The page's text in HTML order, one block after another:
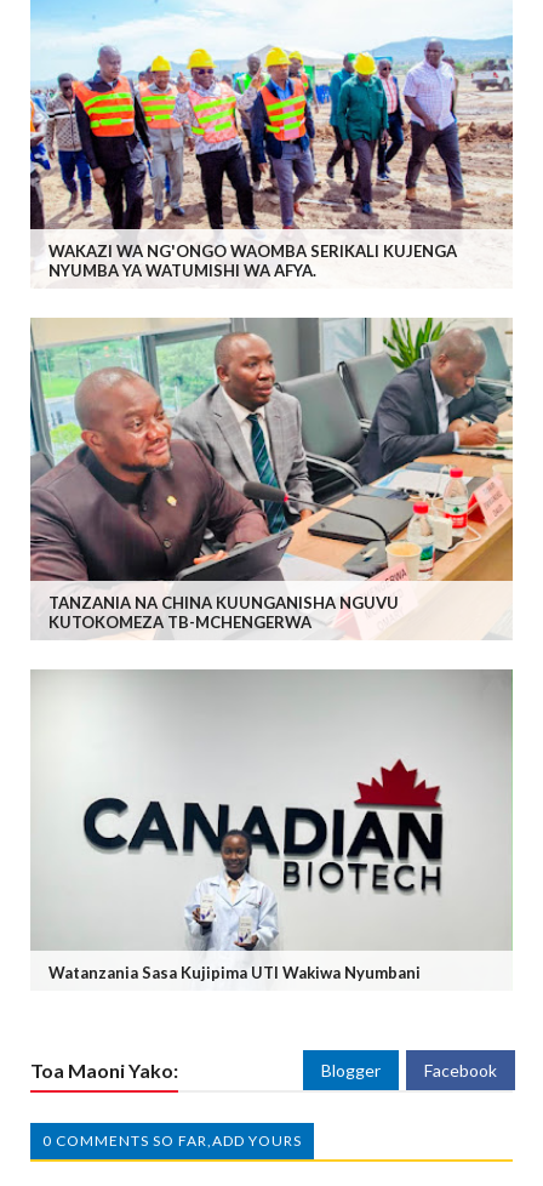
WAKAZI WA NG'ONGO WAOMBA SERIKALI KUJENGA
NYUMBA YA WATUMISHI WA AFYA.
TANZANIA NA CHINA KUUNGANISHA NGUVU
KUTOKOMEZA TB-MCHENGERWA
Watanzania Sasa Kujipima UTI Wakiwa Nyumbani
Toa Maoni Yako: Blogger Facebook
0 COMMENTS SO FAR,ADD YOURS